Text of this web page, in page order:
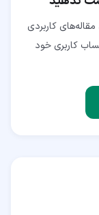
کاربردی
کاربری خود